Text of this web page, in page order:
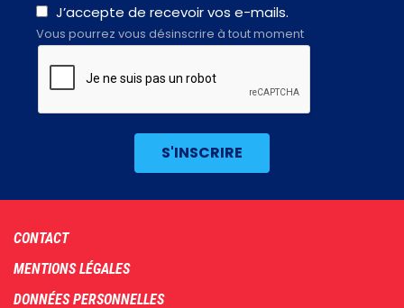
J’accepte de recevoir vos e-mails.
Vous pourrez vous désinscrire à tout moment
Footer
menu
CONTACT
MENTIONS LÉGALES
DONNÉES PERSONNELLES